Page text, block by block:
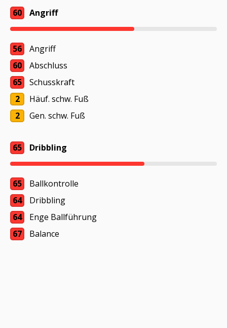
60
Angriff
56
Angriff
60
Abschluss
65
Schusskraft
2
Häuf. schw. Fuß
2
Gen. schw. Fuß
65 Dribbling
65
Ballkontrolle
64
Dribbling
64
Enge Ballführung
67
Balance